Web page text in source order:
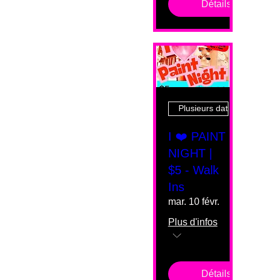
Détails
Plusieurs dates
I ❤️ PAINT
NIGHT |
$5 - Walk
Ins
mar. 10 févr.
Plus d'infos
Détails